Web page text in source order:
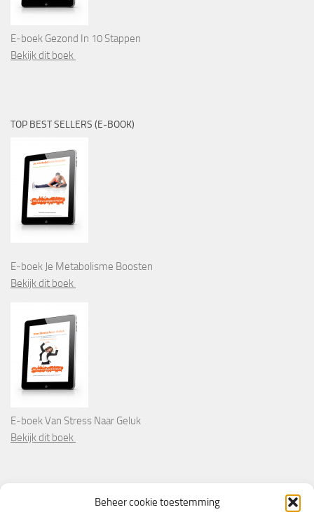
Beheer cookie toestemming
E-boek Gezond In 10 Stappen
Bekijk dit boek
TOP BEST SELLERS (E-BOOK)
E-boek Je Metabolisme Boosten
Bekijk dit boek
E-boek Van Stress Naar Geluk
Bekijk dit boek